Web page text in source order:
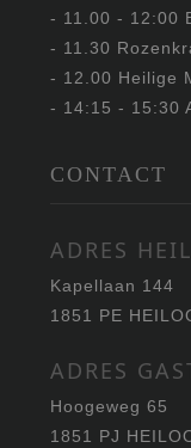
- 11.00 - 12:00
- 11.30
- 12.00 Heilige
- 14:15 - 15:30
CONTACT
ADRES
Kapellaan 144
1851 PE
ADRES
Hoogeweg 65
1851 PJ